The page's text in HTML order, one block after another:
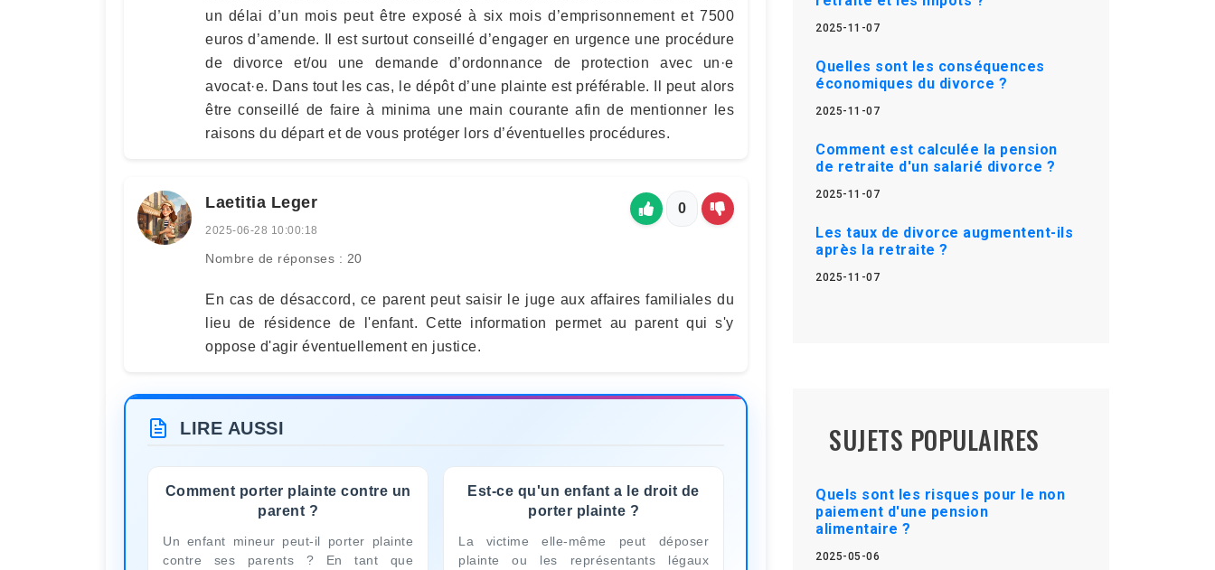
un délai d’un mois peut être exposé à six mois d’emprisonnement et 7500
euros d’amende. Il est surtout conseillé d’engager en urgence une procédure
de divorce et/ou une demande d’ordonnance de protection avec un·e
avocat·e. Dans tout les cas, le dépôt d’une plainte est préférable. Il peut alors
être conseillé de faire à minima une main courante afin de mentionner les
raisons du départ et de vous protéger lors d’éventuelles procédures.
Laetitia Leger
2025-06-28 10:00:18
Nombre de réponses : 20
0
En cas de désaccord, ce parent peut saisir le juge aux affaires familiales du
lieu de résidence de l'enfant. Cette information permet au parent qui s'y
oppose d'agir éventuellement en justice.
LIRE AUSSI
Comment porter plainte contre un
parent ?
Un enfant mineur peut-il porter plainte
contre ses parents ? En tant que
Est-ce qu'un enfant a le droit de
porter plainte ?
La victime elle-même peut déposer
plainte ou les représentants légaux
2025-11-07
Quelles sont les conséquences
économiques du divorce ?
2025-11-07
Comment est calculée la pension
de retraite d'un salarié divorce ?
2025-11-07
Les taux de divorce augmentent-ils
après la retraite ?
2025-11-07
SUJETS POPULAIRES
Quels sont les risques pour le non
paiement d'une pension
alimentaire ?
2025-05-06